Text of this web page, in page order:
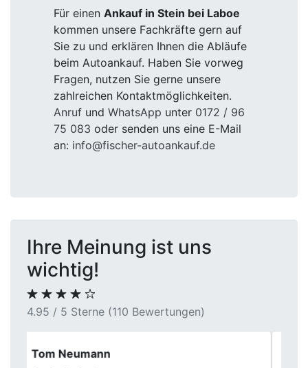
Für einen Ankauf in Stein bei Laboe
kommen unsere Fachkräfte gern auf
Sie zu und erklären Ihnen die Abläufe
beim Autoankauf. Haben Sie vorweg
Fragen, nutzen Sie gerne unsere
zahlreichen Kontaktmöglichkeiten.
Anruf und WhatsApp unter 0172 / 96
75 083 oder senden uns eine E-Mail
an: info@fischer-autoankauf.de
Ihre Meinung ist uns
wichtig!
4.95 / 5 Sterne (110 Bewertungen)
Sebastian Schulz